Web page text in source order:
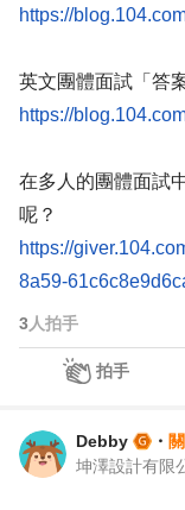
https://
英文團體面試「答
https://
在多人的團體面試
呢？
https://
8a59-
3人拍手
拍手
Debby ・
坤澤設計有限